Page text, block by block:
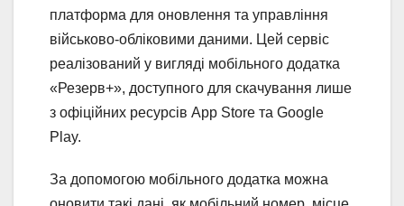
платформа для оновлення та управління
військово-обліковими даними. Цей сервіс
реалізований у вигляді мобільного додатка
«Резерв+», доступного для скачування лише
з офіційних ресурсів App Store та Google
Play.
За допомогою мобільного додатка можна